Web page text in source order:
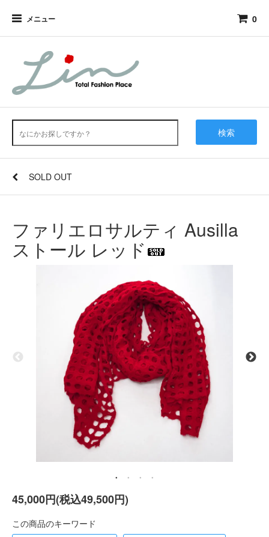
メニュー 0
検索
SOLD OUT
ファリエロサルティ Ausilla
ストール レッド
45,000円(税込49,500円)
この商品のキーワード